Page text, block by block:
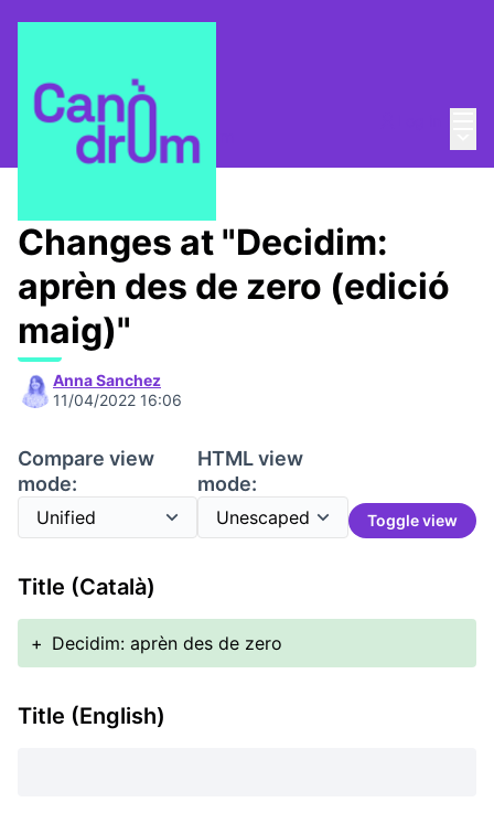
/ Escola Canòdrom
Changes at "Decidim:
aprèn des de zero (edició
maig)"
Anna Sanchez
11/04/2022 16:06
Compare view
mode:
HTML view
mode:
Toggle view
Title (Català)
+ Decidim: aprèn des de zero
Title (English)